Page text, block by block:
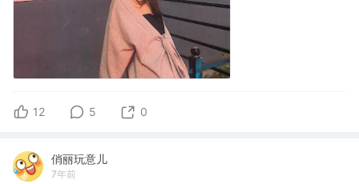
12 5 0
俏丽玩意儿
7年前